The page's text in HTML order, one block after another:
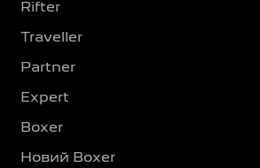
Rifter
Traveller
Partner
Expert
Boxer
Новий Boxer